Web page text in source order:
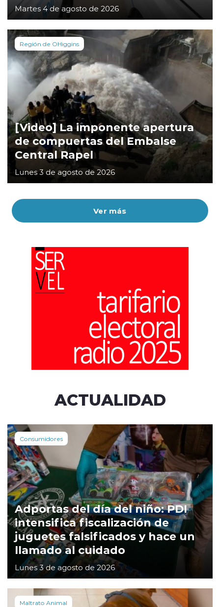
Ver más
Martes 4 de agosto de 2026
Región de OHiggins
[Video] La imponente apertura
de compuertas del Embalse
Central Rapel
Lunes 3 de agosto de 2026
ACTUALIDAD
Consumidores
Adportas del día del niño: PDI
intensifica fiscalización de
juguetes falsificados y hace un
llamado al cuidado
Lunes 3 de agosto de 2026
Maltrato Animal